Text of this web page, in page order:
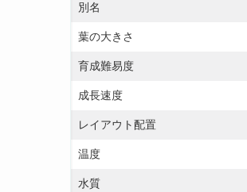
別名
葉の大きさ
育成難易度
成長速度
レイアウト配置
温度
水質